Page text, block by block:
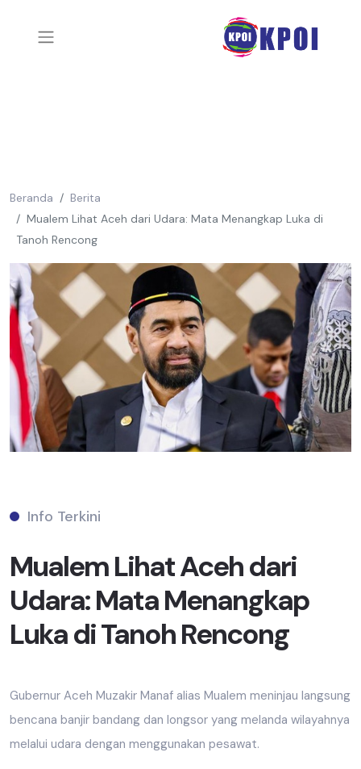
Beranda
Berita
Mualem Lihat Aceh dari Udara: Mata Menangkap Luka di
Tanoh Rencong
Info Terkini
Mualem Lihat Aceh dari
Udara: Mata Menangkap
Luka di Tanoh Rencong
Gubernur Aceh Muzakir Manaf alias Mualem meninjau langsung
bencana banjir bandang dan longsor yang melanda wilayahnya
melalui udara dengan menggunakan pesawat.